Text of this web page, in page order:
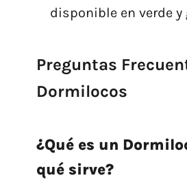
disponible en verde y
Preguntas
Dormilocos
¿Qué es un
qué sirve?